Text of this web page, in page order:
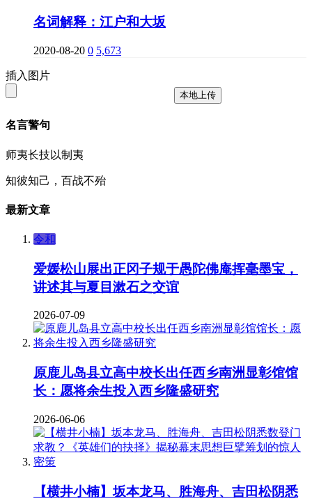
名词解释：江户和大坂
2020-08-20 0 5,673
插入图片
本地上传
名言警句
师夷长技以制夷
知彼知己，百战不殆
最新文章
令和
爱媛松山展出正冈子规于愚陀佛庵挥毫墨宝，
讲述其与夏目漱石之交谊
2026-07-09
原鹿儿岛县立高中校长出任西乡南洲显彰馆馆
长：愿将余生投入西乡隆盛研究
2026-06-06
【横井小楠】坂本龙马、胜海舟、吉田松阴悉